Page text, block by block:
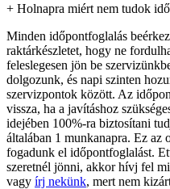
+ Holnapra miért nem tudok
Minden időpontfoglalás
raktárkészletet, hogy ne
feleslegesen jön be
dolgozunk, és napi szinten
szervizpontok között. Az
vissza, ha a javításhoz
idejében 100%-ra biztosítani
általában 1 munkanapra. Ez az
fogadunk el időpontfoglalást.
szeretnél jönni, akkor hívj fel
vagy írj nekünk, mert nem